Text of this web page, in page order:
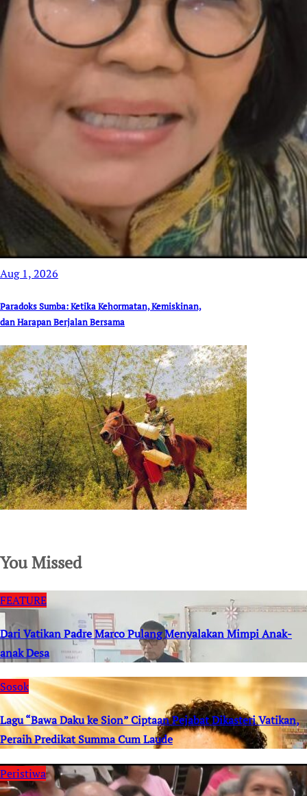
Aug 1, 2026
Paradoks Sumba: Ketika Kehormatan, Kemiskinan,
dan Harapan Berjalan Bersama
You Missed
FEATURE
Dari Vatikan Padre Marco Pulang Menyalakan Mimpi Anak-
anak Desa
Sosok
Lagu “Bawa Daku ke Sion” Ciptaan Pejabat Dikasteri Vatikan,
Peraih Predikat Summa Cum Laude
Peristiwa